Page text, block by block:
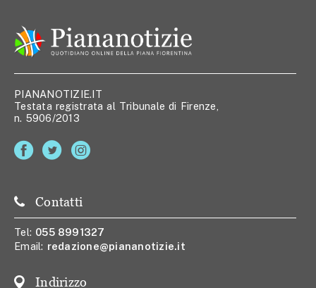
PIANANOTIZIE.IT
Testata registrata al Tribunale di Firenze,
n. 5906/2013
Contatti
Tel: 055 8991327
Email: redazione@piananotizie.it
Indirizzo